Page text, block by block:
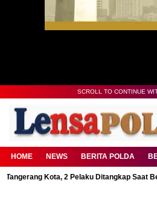
SCROLL TO CONTINUE
HOME NEWS BERITA POLDA
Kota, 2 Pelaku Ditangkap Saat Beraksi